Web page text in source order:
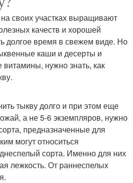
своих участках выращивают
качеств и хорошей
долгое время в свежем виде. Но
каши и десерты и
нужно знать, как
тыкву долго и при этом еще
а не 5-6 экземпляров, нужно
предназначенные для
могут относиться
сорта. Именно для них
лежкость. От раннеспелых